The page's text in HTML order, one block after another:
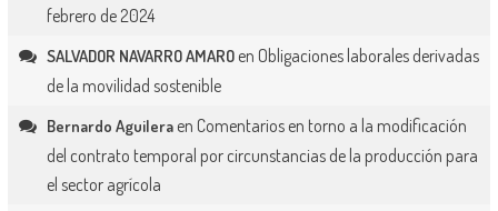
febrero de 2024
SALVADOR NAVARRO AMAROen Obligaciones laborales derivadas
de la movilidad sostenible
Bernardo Aguileraen Comentarios en torno a la modificación
del contrato temporal por circunstancias de la producción para
el sector agrícola